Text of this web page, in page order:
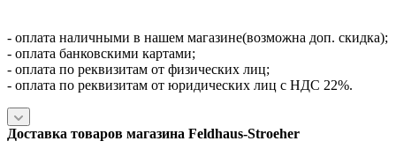
- оплата наличными в нашем магазине(возможна доп. скидка);
- оплата банковскими картами;
- оплата по реквизитам от физических лиц;
- оплата по реквизитам от юридических лиц с НДС 22%.
Доставка товаров магазина Feldhaus-Stroeher